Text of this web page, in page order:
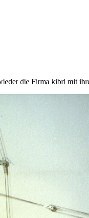
die Firma kibri mit